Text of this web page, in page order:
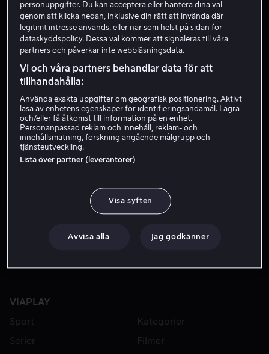
Natalie Krill
VIAPLAY
Sport
Kategorier
Serier
Filmer
personuppgifter. Du kan acceptera eller hantera dina val
genom att klicka nedan, inklusive din rätt att invända där
legitimt intresse används, eller när som helst på sidan för
dataskyddspolicy. Dessa val kommer att signaleras till våra
partners och påverkar inte webbläsningsdata.
Vi och våra partners behandlar data för att
tillhandahålla:
Använda exakta uppgifter om geografisk positionering. Aktivt
läsa av enhetens egenskaper för identifieringsändamål. Lagra
och/eller få åtkomst till information på en enhet.
Personanpassad reklam och innehåll, reklam- och
innehållsmätning, forskning angående målgrupp och
tjänsteutveckling.
Lista över partner (leverantörer)
Visa syften
Avvisa alla Jag godkänner